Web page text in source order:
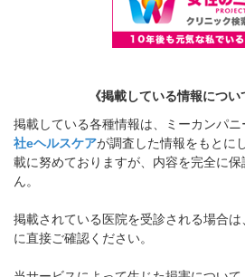
《掲載している情報につい
掲載している各種情報は、ミーカンパ
社eヘルスケアが調査した情報をもとに
載に努めておりますが、内容を完全に
ん。
掲載されている医院を受診される場合
に直接ご確認ください。